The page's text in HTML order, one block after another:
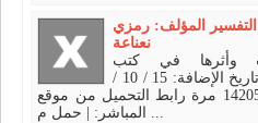
التفسير المؤلف: رمزي
نعناعة
وأثرها في كتب
التفسير المؤلف: رمزي نعناعة تاريخ الإضافة: 15 / 10 /
2008 شوهد: 14205 مرة رابط التحميل من موقع Archive التحميل
المباشر: | حمل م ...